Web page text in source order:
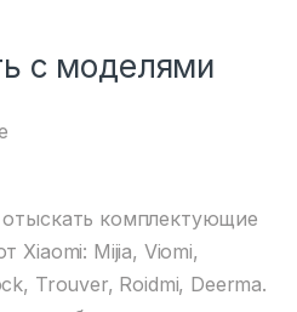
с моделями
комплектующие
Xiaomi: Mijia, Viomi,
Trouver, Roidmi, Deerma.